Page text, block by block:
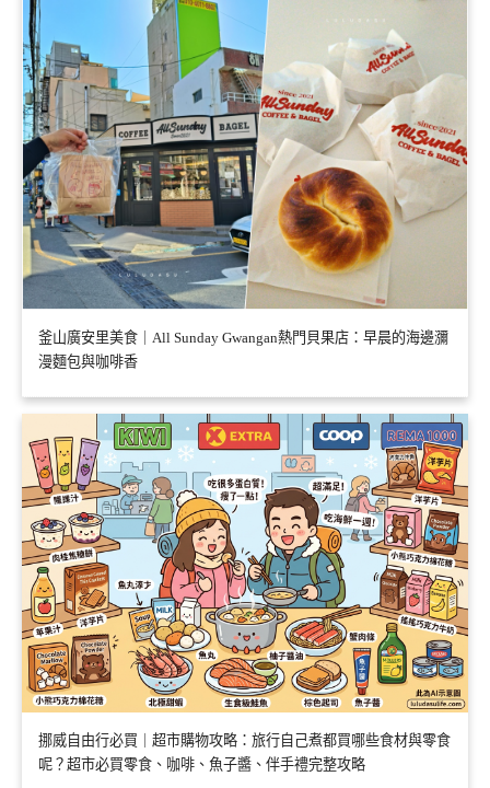
釜山廣安里美食｜All Sunday Gwangan熱門貝果店：早晨的海邊瀰
漫麵包與咖啡香
挪威自由行必買｜超市購物攻略：旅行自己煮都買哪些食材與零食
呢？超市必買零食、咖啡、魚子醬、伴手禮完整攻略